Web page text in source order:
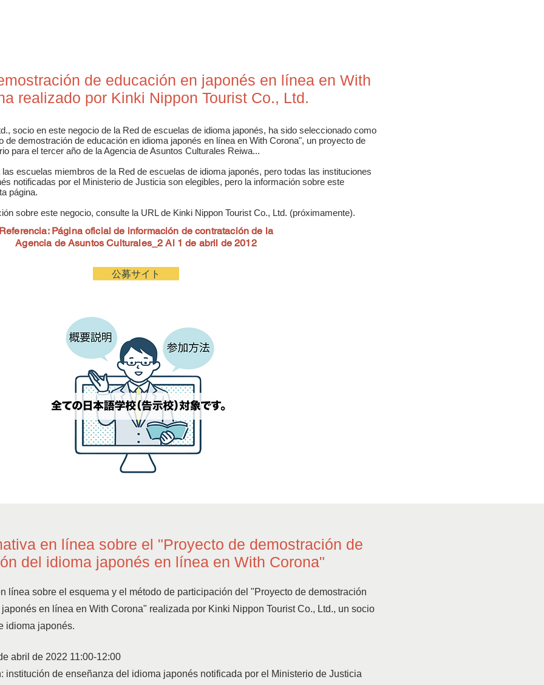
de educación en japonés en línea en With
realizado por Kinki Nippon Tourist Co., Ltd.
socio en este negocio de la Red de escuelas de idioma japonés, ha sido seleccionado como
de demostración de educación en idioma japonés en línea en With Corona", un proyecto de
para el tercer año de la Agencia de Asuntos Culturales Reiwa...
escuelas miembros de la Red de escuelas de idioma japonés, pero todas las instituciones
notificadas por el Ministerio de Justicia son elegibles, pero la información sobre este
página.
sobre este negocio, consulte la URL de Kinki Nippon Tourist Co., Ltd. (próximamente).
Referencia: Página oficial de información de contratación de la
Agencia de Asuntos Culturales_2 Al 1 de abril de 2012
公募サイト
en línea sobre el "Proyecto de demostración de
del idioma japonés en línea en With Corona"
línea sobre el esquema y el método de participación del "Proyecto de demostración
en línea en With Corona" realizada por Kinki Nippon Tourist Co., Ltd., un socio
idioma japonés.
abril de 2022 11:00-12:00
institución de enseñanza del idioma japonés notificada por el Ministerio de Justicia